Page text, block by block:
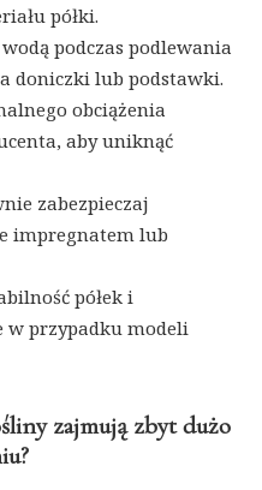
półki.
podczas podlewania
doniczki lub podstawki.
obciążenia
aby uniknąć
zabezpieczaj
impregnatem lub
półek i
w przypadku modeli
zajmują zbyt dużo